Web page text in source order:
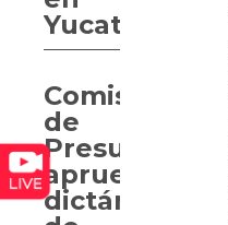
Yucatán
Comisión
de
Presupuesto
aprueba
dictámenes